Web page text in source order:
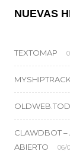
NUEVAS
TEXTOMAP
CLAWDBOT –
ABIERTO
06/